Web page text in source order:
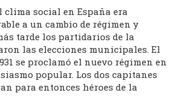
clima social en España era
a un cambio de régimen y
tarde los partidarios de la
las elecciones municipales. El
se proclamó el nuevo régimen en
popular. Los dos capitanes
para entonces héroes de la